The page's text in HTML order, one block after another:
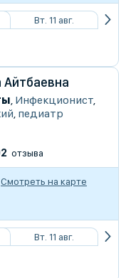
Вт. 11 авг.
Айтбаевна
, Инфекционист,
, педиатр
отзыва
Смотреть на карте
Вт. 11 авг.